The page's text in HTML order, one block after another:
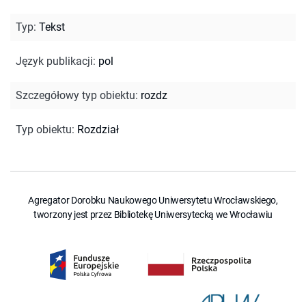
Typ: Tekst
Język publikacji: pol
Szczegółowy typ obiektu: rozdz
Typ obiektu: Rozdział
Agregator Dorobku Naukowego Uniwersytetu Wrocławskiego,
tworzony jest przez Bibliotekę Uniwersytecką we Wrocławiu